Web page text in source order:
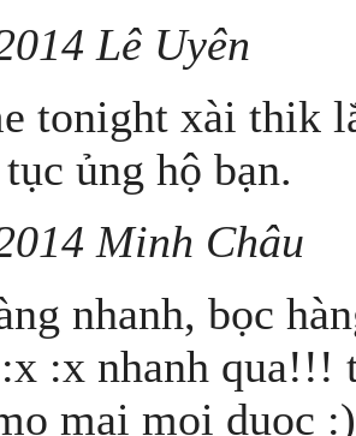
Lê Uyên
tonight xài thik
ủng hộ bạn.
Minh Châu
nhanh, bọc
:x nhanh qua!!!
mai moi duoc